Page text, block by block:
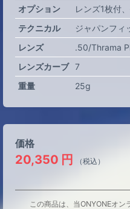
オプション
レンズ1枚付
テクニカル
ジャパンフィ
レンズ
.50/Thrama
レンズカーブ 7
重量
25g
価格
20,350 円 （税込）
この商品は、当ONYONEオン